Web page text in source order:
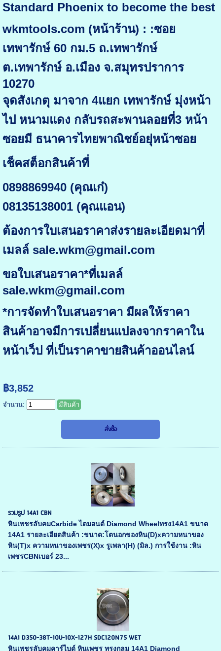
Standard Phoenix to become the best
wkmtools.com (หน้าร้าน) : :ซอย
เทพารักษ์ 60 กม.5 ถ.เทพารักษ์
ต.เทพารักษ์ อ.เมือง จ.สมุทรปราการ
10270
จุดสังเกตุ มาจาก 4แยก เทพารักษ์ มุ่งหน้า
ไป หนามแดง กลับรถสะพานลอยที่3 หน้า
ซอยมี ธนาคารไทยพาณิชย์อยุ่หน้าซอย
เช็คสต็อกสินค้าที่
0898869940 (คุณเก๋)
08135138001 (คุณแอน)
ต้องการใบเสนอราคาส่งรายละเอียดมาที่
เมลล์ sale.wkm@gmail.com
ขอใบเสนอราคา*ที่เมลล์
sale.wkm@gmail.com
*การจัดทำใบเสนอราคา มีผลให้ราคา
สินค้าอาจมีการเปลี่ยนแปลงจากราคาใน
หน้าเว็ป ที่เป็นราคาขายสินค้าออนไลน์
฿3,852
จำนวน: มีสินค้า
รวมรูป 14A1 CBN
หินเพชรลับคมCarbide ไดมอนด์ Diamond Wheelทรง14A1 ขนาด
14A1 รายละเอียดสินค้า :ขนาด:โตนอกของหิน(D)xความหนาของ
หิน(T)x ความหนาของเพชร(X)x รูเพลา(H) (มิล.) การใช้งาน :หิน
เพชรCBNเบอร์ 23...
14A1 D350-38T-10U-10X-127H SDC120N75 WET
หินเพชรลับคมคาร์ไบด์ หินเพชร ทรงกลม 14A1 Diamond